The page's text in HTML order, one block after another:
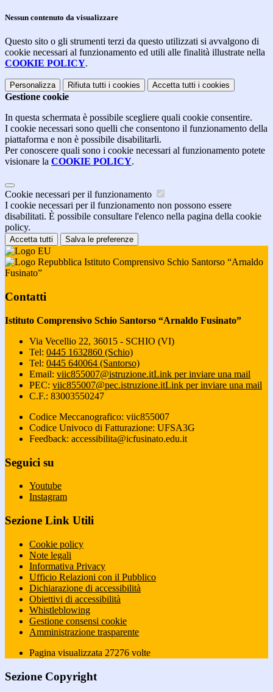
Nessun contenuto da visualizzare
Questo sito o gli strumenti terzi da questo utilizzati si avvalgono di
cookie necessari al funzionamento ed utili alle finalità illustrate nella
COOKIE POLICY.
Personalizza Rifiuta tutti i cookies Accetta tutti i cookies
Gestione cookie
In questa schermata è possibile scegliere quali cookie consentire.
I cookie necessari sono quelli che consentono il funzionamento della
piattaforma e non è possibile disabilitarli.
Per conoscere quali sono i cookie necessari al funzionamento potete
visionare la COOKIE POLICY.
Cookie necessari per il funzionamento
I cookie necessari per il funzionamento non possono essere
disabilitati. È possibile consultare l'elenco nella pagina della cookie
policy.
Accetta tutti Salva le preferenze
Istituto Comprensivo Schio Santorso “Arnaldo
Fusinato”
Contatti
Istituto Comprensivo Schio Santorso “Arnaldo Fusinato”
Via Vecellio 22, 36015 - SCHIO (VI)
Tel: 0445 1632860 (Schio)
Tel: 0445 640064 (Santorso)
Email: viic855007@istruzione.itLink per inviare una mail
PEC: viic855007@pec.istruzione.itLink per inviare una mail
C.F.: 83003550247
Codice Meccanografico: viic855007
Codice Univoco di Fatturazione: UFSA3G
Feedback: accessibilita@icfusinato.edu.it
Seguici su
Youtube
Instagram
Sezione Link Utili
Cookie policy
Note legali
Informativa Privacy
Ufficio Relazioni con il Pubblico
Dichiarazione di accessibilità
Obiettivi di accessibilità
Whistleblowing
Gestione consensi cookie
Amministrazione trasparente
Pagina visualizzata 27276 volte
Sezione Copyright